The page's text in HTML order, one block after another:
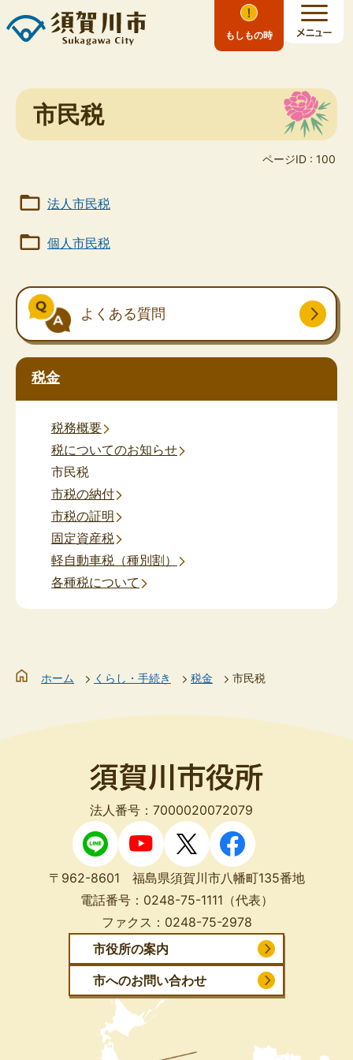
もしもの時
市民税
ページID : 100
法人市民税
個人市民税
よくある質問
税金
税務概要
税についてのお知らせ
市民税
市税の納付
市税の証明
固定資産税
軽自動車税（種別割）
各種税について
ホーム くらし・手続き 税金 市民税
法人番号：7000020072079
〒962-8601 福島県須賀川市八幡町135番地
電話番号： 0248-75-1111 （代表）
ファクス： 0248-75-2978
市役所の案内
市へのお問い合わせ